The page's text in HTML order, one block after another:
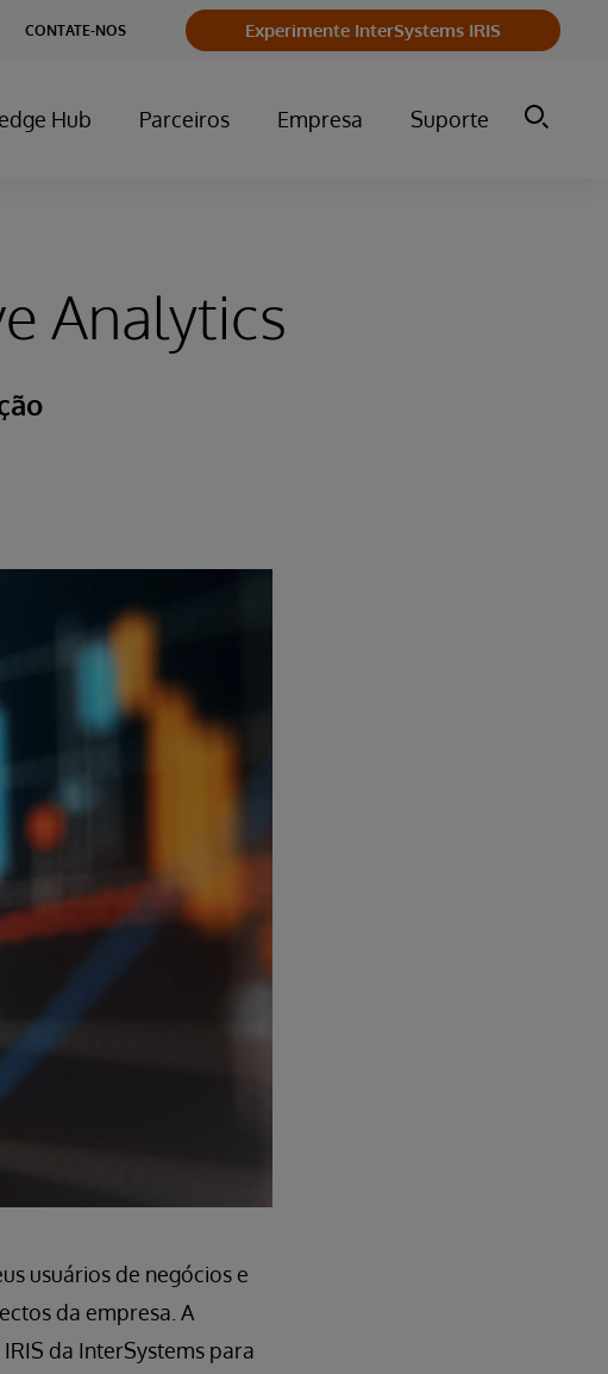
CONTATE-NOS Experimente InterSystems IRIS
Hub Parceiros Empresa Suporte
Analytics
usuários de negócios e
da empresa. A
da InterSystems para